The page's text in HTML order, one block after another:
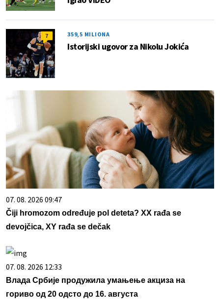
7 359,5 MILIONA
Istorijski ugovor za Nikolu Jokića
07. 08. 2026 09:47
Čiji hromozom određuje pol deteta? XX rađa se
devojčica, XY rađa se dečak
07. 08. 2026 12:33
Влада Србије продужила умањење акциза на
гориво од 20 одсто до 16. августа